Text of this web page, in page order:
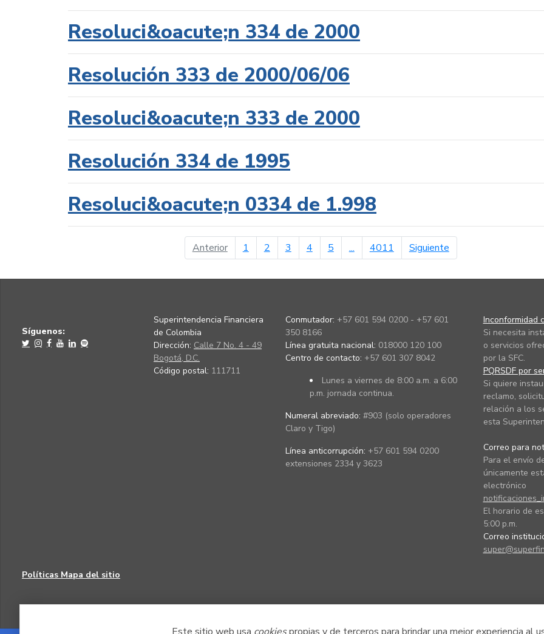
Resoluci&oacute;n 334 de 2000
Resolución 333 de 2000/06/06
Resoluci&oacute;n 333 de 2000
Resolución 334 de 1995
Resoluci&oacute;n 0334 de 1.998
Anteriorpágina anterior
1 2 3 4 5 ... 4011 Siguientepágina siguiente
Síguenos:
Superintendencia Financiera
de Colombia
Dirección: Calle 7 No. 4 - 49
Bogotá, D.C.
Código postal: 111711
Conmutador: +57 601 594 0200 - +57 601
350 8166
Línea gratuita nacional: 018000 120 100
Centro de contacto: +57 601 307 8042
Lunes a viernes de 8:00 a.m. a 6:00
p.m. jornada continua.
Numeral abreviado: #903 (solo operadores
Claro y Tigo)
Línea anticorrupción: +57 601 594 0200
extensiones 2334 y 3623
Inconformidad
Si necesita
o servicios
por la SFC.
PQRSDF por
Si quiere
reclamo,
relación a los
esta
Correo para
Para el envío
únicamente
electrónico
El horario de
5:00 p.m.
Correo
Políticas Mapa del sitio